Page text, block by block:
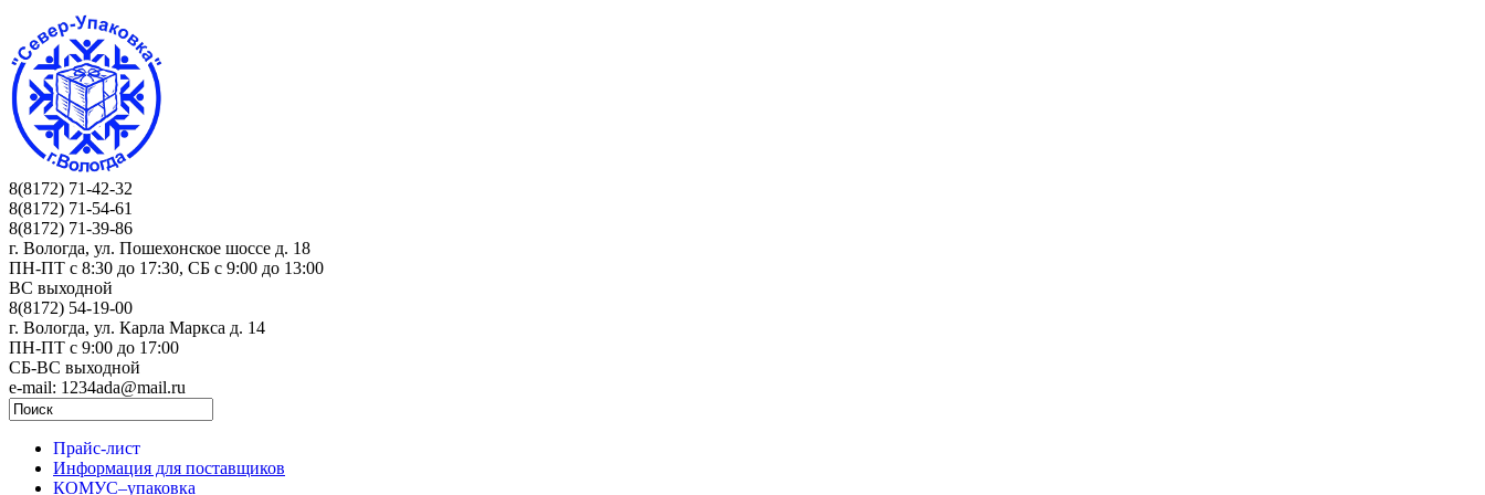
8(8172) 71-42-32
8(8172) 71-54-61
8(8172) 71-39-86
г. Вологда, ул. Пошехонское шоссе д. 18
ПН-ПТ c 8:30 до 17:30, СБ с 9:00 до 13:00
ВС выходной
8(8172) 54-19-00
г. Вологда, ул. Карла Маркса д. 14
ПН-ПТ c 9:00 до 17:00
СБ-ВС выходной
e-mail: 1234ada@mail.ru
Прайс-лист
Информация для поставщиков
КОМУС–упаковка